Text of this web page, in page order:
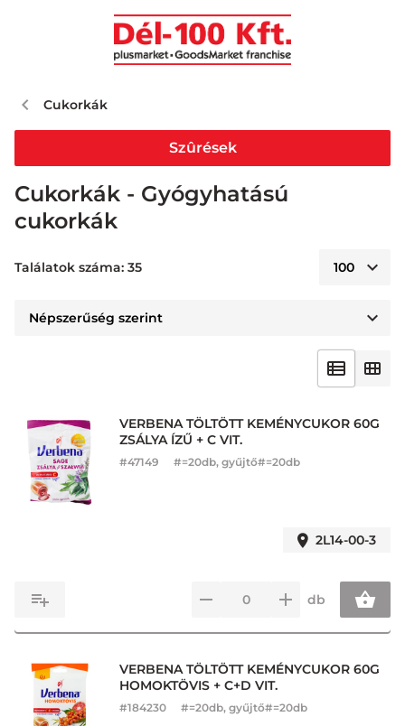
Cukorkák
Cukorkák - Gyógyhatású
cukorkák
Találatok száma: 35
VERBENA TÖLTÖTT KEMÉNYCUKOR 60G
ZSÁLYA ÍZŰ + C VIT.
#47149 #=20db, gyűjtő#=20db
2L14-00-3
db
VERBENA TÖLTÖTT KEMÉNYCUKOR 60G
HOMOKTÖVIS + C+D VIT.
#184230 #=20db, gyűjtő#=20db
Szûrések